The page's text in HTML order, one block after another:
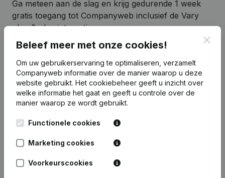
Ga meteen aan de slag en krijg gedurende 1 week
gratis toegang tot Companyweb inclusief de Vary
plug & play integratie.
Om de Vary-integratie met Companyweb te blijven
gebruiken, hebt u nadien een Companyweb
Premium-abonnement nodig, aangevuld met de
optionele 'Plug & play integratie' add-on. Deze add-
on is niet standaard inbegrepen in het Premium-
abonnement. De prijs van deze add-on is afhankelijk
van uw specifieke integratiebehoeften en is
beschikbaar op aanvraag.
Beleef meer met onze cookies!
Om uw gebruikerservaring te optimaliseren, verzamelt
Companyweb informatie over de manier waarop u deze
website gebruikt. Het cookiebeheer geeft u inzicht over
welke informatie het gaat en geeft u controle over de
manier waarop ze wordt gebruikt.
Functionele cookies
Marketing cookies
Voorkeurscookies